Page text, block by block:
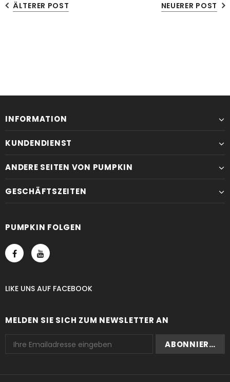
ÄLTERER POST NEUERER POST
INFORMATION
KUNDENDIENST
ANDERE SEITEN VON PUMPKIN
GESCHÄFTSZEITEN
PUMPKIN FOLGEN
LIKE UNS AUF FACEBOOK
MELDEN SIE SICH ZUM NEWSLETTER AN